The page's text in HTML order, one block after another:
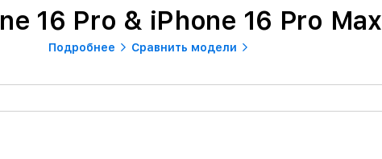
16 Pro & iPhone 16 Pro Max
Подробнее Сравнить модели